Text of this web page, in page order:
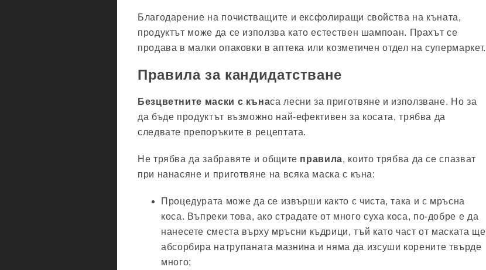
Благодарение на почистващите и ексфолиращи свойства на къната,
продуктът може да се използва като естествен шампоан. Прахът се
продава в малки опаковки в аптека или козметичен отдел на супермаркет.
Правила за кандидатстване
Безцветните маски с кънаса лесни за приготвяне и използване. Но за
да бъде продуктът възможно най-ефективен за косата, трябва да
следвате препоръките в рецептата.
Не трябва да забравяте и общите правила, които трябва да се спазват
при нанасяне и приготвяне на всяка маска с къна:
Процедурата може да се извърши както с чиста, така и с мръсна
коса. Въпреки това, ако страдате от много суха коса, по-добре е да
нанесете сместа върху мръсни къдрици, тъй като част от маската ще
абсорбира натрупаната мазнина и няма да изсуши корените твърде
много;